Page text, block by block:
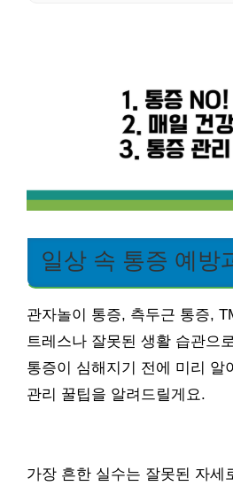
일상 속 통증 예방
관자놀이 통증, 측두근 통증,
트레스나 잘못된 생활 습관으
통증이 심해지기 전에 미리 알
관리 꿀팁을 알려드릴게요.
가장 흔한 실수는 잘못된 자세